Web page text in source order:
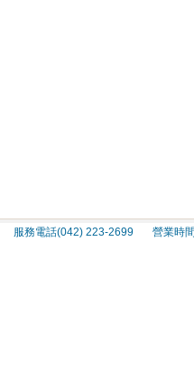
服務電話(042) 223-2699 營業